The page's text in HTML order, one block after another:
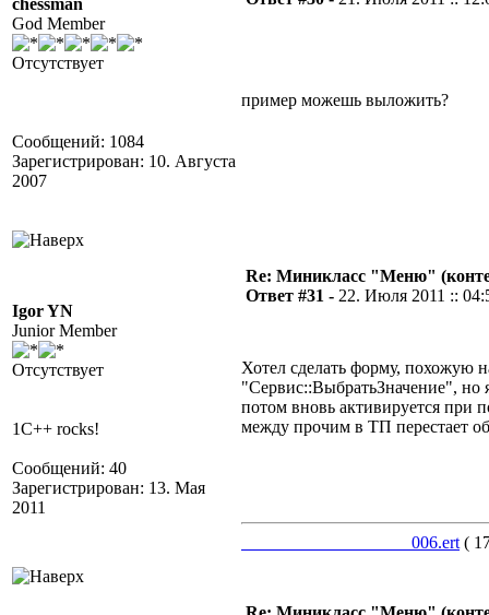
chessman
God Member
Отсутствует
Сообщений: 1084
Зарегистрирован: 10. Августа
2007
пример можешь выложить?
Igor YN
Junior Member
Отсутствует
1C++ rocks!
Сообщений: 40
Зарегистрирован: 13. Мая
2011
Re: Миникласс "Меню"
Ответ #31 - 22. Июля 2011 ::
Хотел сделать форму, похожую
"Сервис::ВыбратьЗначение",
потом вновь активируется
между прочим в ТП перестает
___________________006.ert (